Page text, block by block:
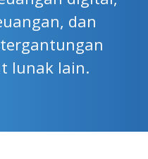
dan
lunak lain.